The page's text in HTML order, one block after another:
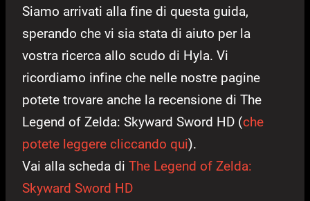
Siamo arrivati alla fine di questa guida,
sperando che vi sia stata di aiuto per la
vostra ricerca allo scudo di Hyla. Vi
ricordiamo infine che nelle nostre pagine
potete trovare anche la recensione di The
Legend of Zelda: Skyward Sword HD (che
potete leggere cliccando qui).
Vai alla scheda di The Legend of Zelda:
Skyward Sword HD